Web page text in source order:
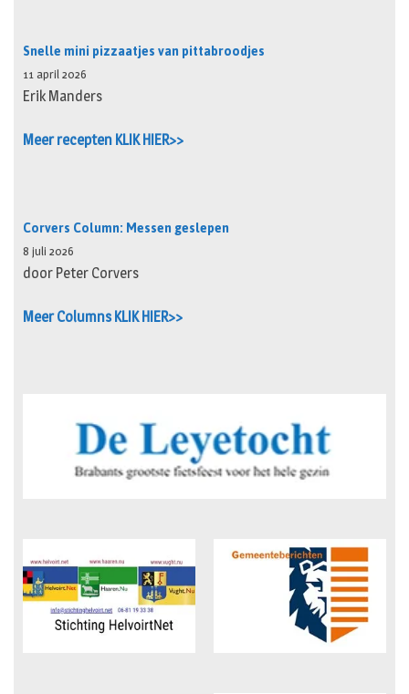
Snelle mini pizzaatjes van pittabroodjes
11 april 2026
Erik Manders
Meer recepten KLIK HIER>>
Corvers Column: Messen geslepen
8 juli 2026
door Peter Corvers
Meer Columns KLIK HIER>>